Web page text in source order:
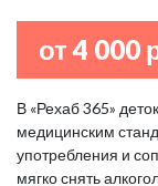
от 4 000
В «Рехаб 365»
медицинским
употребления и
мягко снять